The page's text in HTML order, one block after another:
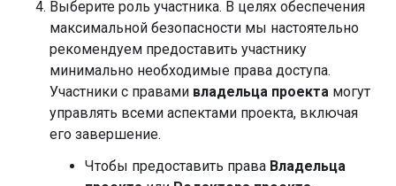
Выберите роль участника. В целях обеспечения
максимальной безопасности мы настоятельно
рекомендуем предоставить участнику
минимально необходимые права доступа.
Участники с правами владельца проекта могут
управлять всеми аспектами проекта, включая
его завершение.
Чтобы предоставить права Владельца